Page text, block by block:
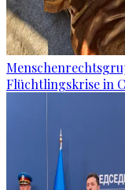
Flüchtlingskrise in